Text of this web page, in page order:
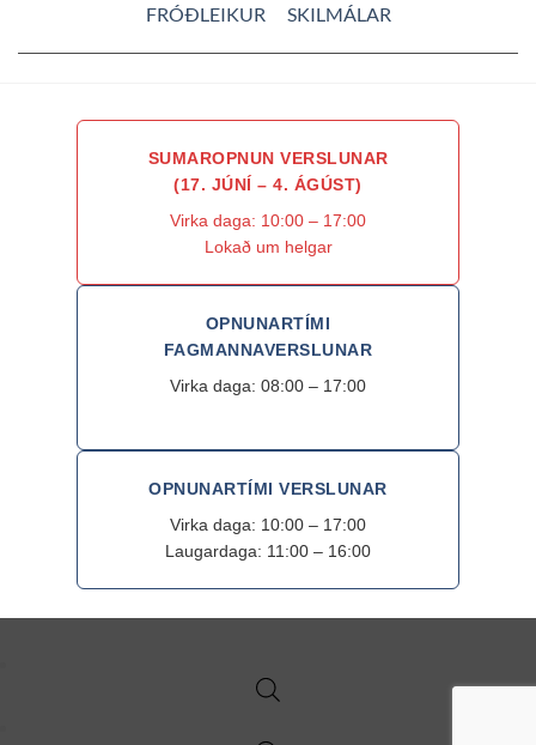
FRÓÐLEIKUR
SKILMÁLAR
SUMAROPNUN VERSLUNAR
(17. JÚNÍ – 4. ÁGÚST)
Virka daga: 10:00 – 17:00
Lokað um helgar
OPNUNARTÍMI
FAGMANNAVERSLUNAR
Virka daga: 08:00 – 17:00
OPNUNARTÍMI VERSLUNAR
Virka daga: 10:00 – 17:00
Laugardaga: 11:00 – 16:00